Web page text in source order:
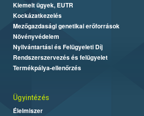
Kiemelt ügyek, EUTR
Kockázatkezelés
Mezőgazdasági genetikai erőforrások
Növényvédelem
Nyilvántartási és Felügyeleti Díj
Rendszerszervezés és felügyelet
Termékpálya-ellenőrzés
Ügyintézés
Élelmiszer